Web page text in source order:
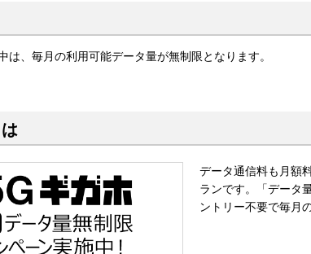
は、毎月の利用可能データ量が無制限となります。
データ通信料も月額
ランです。「データ
ントリー不要で毎月